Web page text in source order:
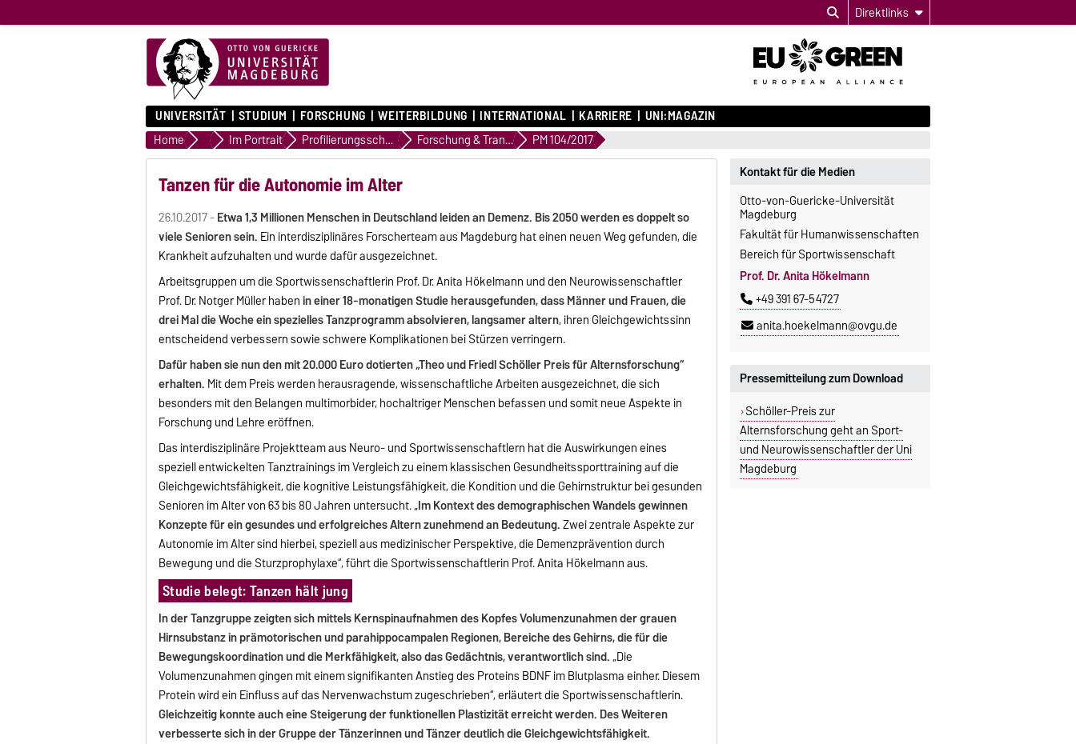
Direktlinks
UNIVERSITÄT STUDIUM FORSCHUNG WEITERBILDUNG INTERNATIONAL KARRIERE UNI:MAGAZIN
Home Universität
Im Portrait Profilierungsschwerpunkte Forschung & Transfer PM 104/2017
Tanzen für die Autonomie im Alter
26.10.2017 -Etwa 1,3 Millionen Menschen in Deutschland leiden an Demenz. Bis 2050 werden es doppelt so
viele Senioren sein. Ein interdisziplinäres Forscherteam aus Magdeburg hat einen neuen Weg gefunden, die
Krankheit aufzuhalten und wurde dafür ausgezeichnet.
Arbeitsgruppen um die Sportwissenschaftlerin Prof. Dr. Anita Hökelmann und den Neurowissenschaftler
Prof. Dr. Notger Müller habenin einer 18-monatigen Studie herausgefunden, dass Männer und Frauen, die
drei Mal die Woche ein spezielles Tanzprogramm absolvieren, langsamer altern, ihren Gleichgewichtssinn
entscheidend verbessern sowie schwere Komplikationen bei Stürzen verringern.
Dafür haben sie nun den mit 20.000 Euro dotierten „Theo und Friedl Schöller Preis für Alternsforschung“
erhalten. Mit dem Preis werden herausragende, wissenschaftliche Arbeiten ausgezeichnet, die sich
besonders mit den Belangen multimorbider, hochaltriger Menschen befassen und somit neue Aspekte in
Forschung und Lehre eröffnen.
Das interdisziplinäre Projektteam aus Neuro- und Sportwissenschaftlern hat die Auswirkungen eines
speziell entwickelten Tanztrainings im Vergleich zu einem klassischen Gesundheitssporttraining auf die
Gleichgewichtsfähigkeit, die kognitive Leistungsfähigkeit, die Kondition und die Gehirnstruktur bei gesunden
Senioren im Alter von 63 bis 80 Jahren untersucht. „Im Kontext des demographischen Wandels gewinnen
Konzepte für ein gesundes und erfolgreiches Altern zunehmend an Bedeutung.Zwei zentrale Aspekte zur
Autonomie im Alter sind hierbei, speziell aus medizinischer Perspektive, die Demenzprävention durch
Bewegung und die Sturzprophylaxe“, führt die Sportwissenschaftlerin Prof. Anita Hökelmann aus.
Studie belegt: Tanzen hält jung
In der Tanzgruppe zeigten sich mittels Kernspinaufnahmen des Kopfes Volumenzunahmen der grauen
Hirnsubstanz in prämotorischen und parahippocampalen Regionen, Bereiche des Gehirns, die für die
Bewegungskoordination und die Merkfähigkeit, also das Gedächtnis, verantwortlich sind.„Die
Volumenzunahmen gingen mit einem signifikanten Anstieg des Proteins BDNF im Blutplasma einher. Diesem
Protein wird ein Einfluss auf das Nervenwachstum zugeschrieben“, erläutert die Sportwissenschaftlerin.
Gleichzeitig konnte auch eine Steigerung der funktionellen Plastizität erreicht werden. Des Weiteren
verbesserte sich in der Gruppe der Tänzerinnen und Tänzer deutlich die Gleichgewichtsfähigkeit.
Kontakt für die Medien
Otto-von-Guericke-Universität
Magdeburg
Fakultät für Humanwissenschaften
Bereich für Sportwissenschaft
Prof. Dr. Anita Hökelmann
+49 391 67-54727
anita.hoekelmann@ovgu.de
Pressemitteilung zum Download
Schöller-Preis zur
Alternsforschung geht an Sport-
und Neurowissenschaftler der Uni
Magdeburg